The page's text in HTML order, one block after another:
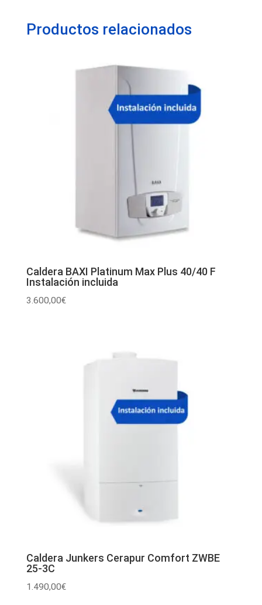
Productos relacionados
Caldera BAXI Platinum Max Plus 40/40 F
Instalación incluida
3.600,00€
Caldera Junkers Cerapur Comfort ZWBE
25-3C
1.490,00€